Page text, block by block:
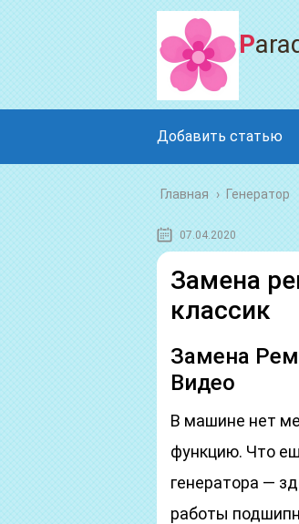
Добавить статью
Главная › Генератор
07.04.2020
Замена
классик
Замена
Видео
В машине нет
функцию. Что
генератора —
работы